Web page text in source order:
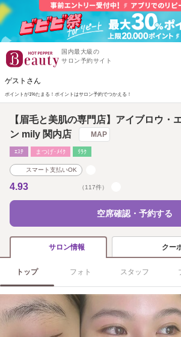
国内最大級の
サロン予約サイト
ゲストさん
ポイントが1%たまる！ ポイントはサロン予約でつかえる！
【眉毛と美肌の専門店】アイブロウ・
ン mily 関内店
MAP
ｴｽﾃ まつげ･ﾒｲｸ ﾘﾗｸ
スマート支払いOK
4.93 （117件）
空席確認・予約する
サロン情報 クー
トップ フォト スタッフ